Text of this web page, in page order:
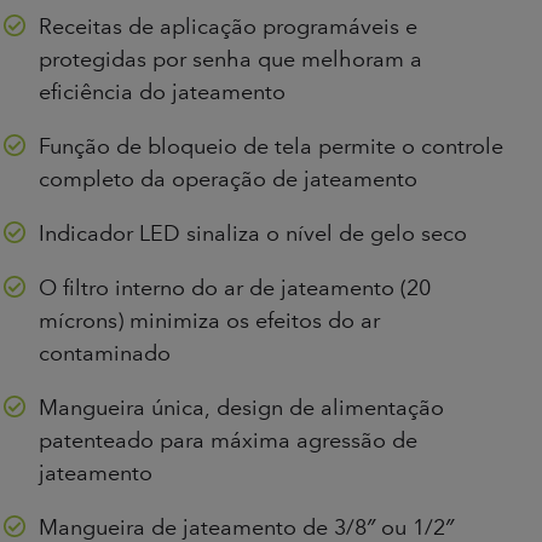
Receitas de aplicação programáveis e
protegidas por senha que melhoram a
eficiência do jateamento
Função de bloqueio de tela permite o controle
completo da operação de jateamento
Indicador LED sinaliza o nível de gelo seco
O filtro interno do ar de jateamento (20
mícrons) minimiza os efeitos do ar
contaminado
Mangueira única, design de alimentação
patenteado para máxima agressão de
jateamento
Mangueira de jateamento de 3/8″ ou 1/2″